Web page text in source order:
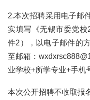
2.本次招聘采用电子邮
实填写《无锡市委党
件2），以电子邮件的
至邮箱：
业学校+所学专业+手机
本次公开招聘不收取报